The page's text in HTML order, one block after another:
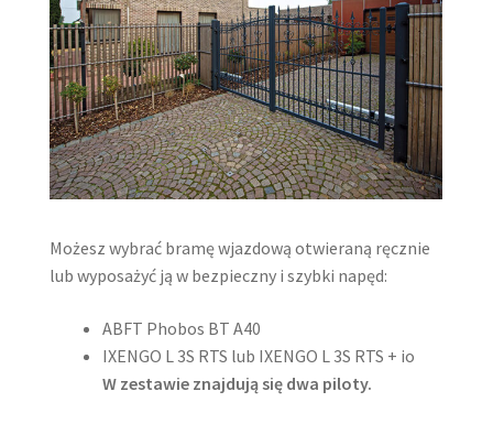
Możesz wybrać bramę wjazdową otwieraną ręcznie
lub wyposażyć ją w bezpieczny i szybki napęd:
ABFT Phobos BT A40
IXENGO L 3S RTS lub IXENGO L 3S RTS + io
W zestawie znajdują się dwa piloty.